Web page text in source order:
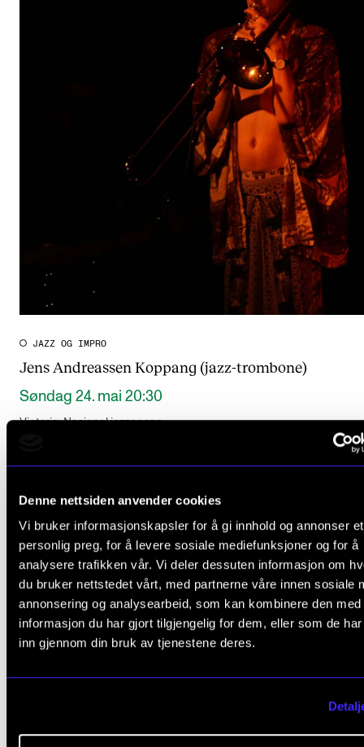
Denne nettsiden anvender cookies
Vi bruker informasjonskapsler for å gi innhold og annonser et
personlig preg, for å levere sosiale mediefunksjoner og for å
analysere trafikken vår. Vi deler dessuten informasjon om
du bruker nettstedet vårt, med partnerne våre innen sosiale
annonsering og analysearbeid, som kan kombinere den med
informasjon du har gjort tilgjengelig for dem, eller som de
inn gjennom din bruk av tjenestene deres.
JAZZ OG IMPRO
Jens Andreassen Koppang (jazz-trombone)
Søndag 24. mai 20:30
Victoria, Nasjonal jazzscene